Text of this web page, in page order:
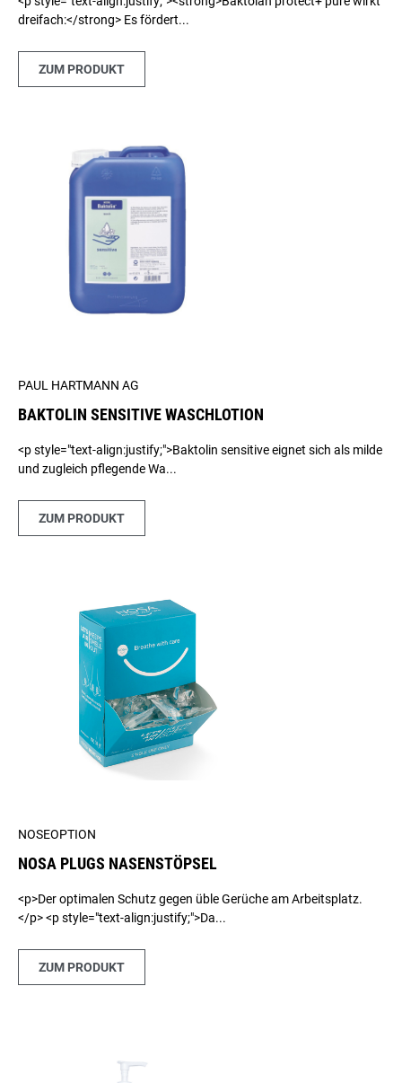
dreifach:</strong> Es fördert...
ZUM PRODUKT
PAUL HARTMANN AG
BAKTOLIN SENSITIVE WASCHLOTION
<p style="text-align:justify;">Baktolin sensitive eignet sich als milde
und zugleich pflegende Wa...
ZUM PRODUKT
NOSEOPTION
NOSA PLUGS NASENSTÖPSEL
<p>Der optimalen Schutz gegen üble Gerüche am Arbeitsplatz.
</p> <p style="text-align:justify;">Da...
ZUM PRODUKT